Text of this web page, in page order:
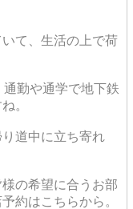
て、生活の上で荷
勤や通学で地下鉄
。
道中に立ち寄れ
の希望に合うお部
約はこちらから。